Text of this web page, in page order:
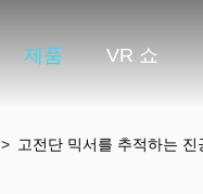
제품 VR 쇼
> 고전단 믹서를 추적하는